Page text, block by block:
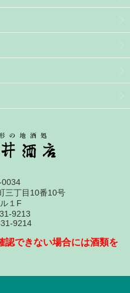
0034
三丁目10番10号
１F
9213
9214
認できない場合には酒類を